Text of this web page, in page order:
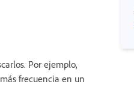
Por ejemplo,
frecuencia en un